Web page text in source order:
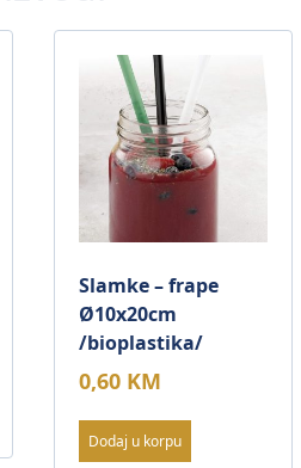
Slamke – frape
Ø10x20cm
/bioplastika/
0,60 KM
Dodaj u korpu